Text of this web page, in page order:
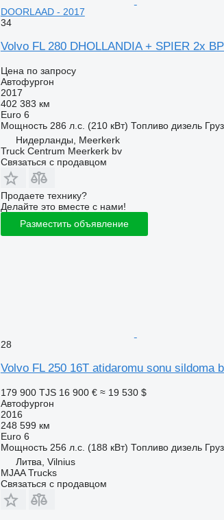
DOORLAAD - 2017
34
Volvo FL 280 DHOLLANDIA + SPIER 2x
Цена по запросу
Автофургон
2017
402 383 км
Euro 6
Мощность 286 л.с. (210 кВт) Топливо дизель
Нидерланды, Meerkerk
Truck Centrum Meerkerk bv
Связаться с продавцом
Продаете технику?
Делайте это вместе с нами!
Разместить объявление
28
Volvo FL 250 16T atidaromu sonu sildoma
179 900 TJS 16 900 € ≈ 19 530 $
Автофургон
2016
248 599 км
Euro 6
Мощность 256 л.с. (188 кВт) Топливо дизель
Литва, Vilnius
MJAA Trucks
Связаться с продавцом